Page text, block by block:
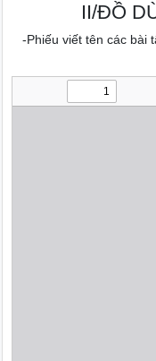
II/ĐỒ
-Phiếu viết tên các bài